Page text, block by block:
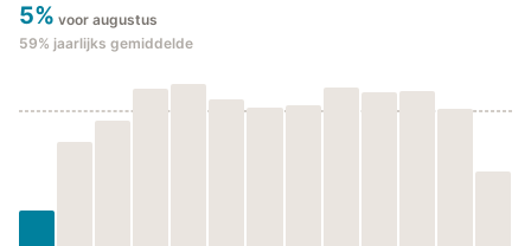
5% voor augustus
59% jaarlijks gemiddelde